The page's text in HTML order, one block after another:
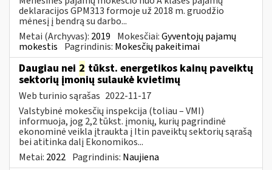
deklaracijos GPM313 formoje už 2018 m. gruodžio
mėnesį į bendrą su darbo...
Metai (Archyvas): 2019 Mokesčiai:Gyventojų pajamų
mokestis Pagrindinis: Mokesčių pakeitimai
Daugiau nei 2 tūkst. energetikos kainų paveiktų
sektorių įmonių sulaukė kvietimų
Web turinio sąrašas 2022-11-17
Valstybinė mokesčių inspekcija (toliau – VMI)
informuoja, jog 2,2 tūkst. įmonių, kurių pagrindinė
ekonominė veikla įtraukta į Itin paveiktų sektorių sąrašą
bei atitinka dalį Ekonomikos...
Metai: 2022 Pagrindinis: Naujiena